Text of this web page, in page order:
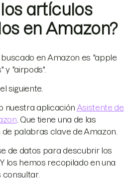
artículos
en Amazon?
buscado en Amazon es "apple
y "airpods".
siguiente.
nuestra aplicación Asistente de
. Que tiene una de las
palabras clave de Amazon.
de datos para descubrir los
los hemos recopilado en una